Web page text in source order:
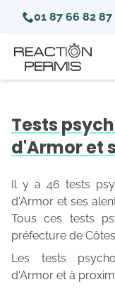
01 87 66 82 87
Invalidation du
Annulation du
Médecins
Visite
Tests
d'Armor et
Il y a 46 tests
d'Armor et ses
Tous ces tests
préfecture de
Les tests
d'Armor et à